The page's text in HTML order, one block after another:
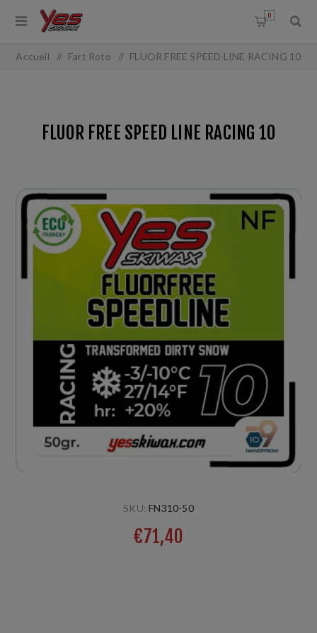
0
Accueil / Fart Roto / FLUOR FREE SPEED LINE RACING 10
FLUOR FREE SPEED LINE RACING 10
SKU: FN310-50
€71,40